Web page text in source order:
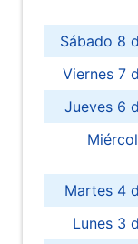
Sábado 8
Viernes 7
Jueves 6
Martes 4
Lunes 3